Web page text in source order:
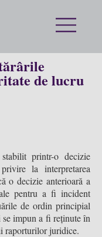
de lucru
printr-o decizie
la interpretarea
o decizie anterioară a
pentru a fi incident
de ordin principial
impun a fi reținute în
raporturilor juridice.